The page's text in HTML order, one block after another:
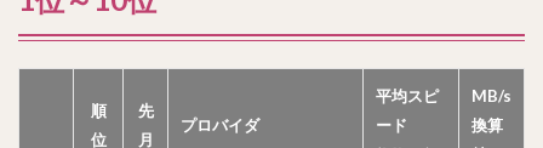
順
位
先
月
プロバイダ
平均スピ
ード
MB/s
換算